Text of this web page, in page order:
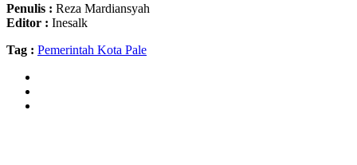
Penulis : Reza Mardiansyah
Editor : Inesalk
Tag : Pemerintah Kota Pale